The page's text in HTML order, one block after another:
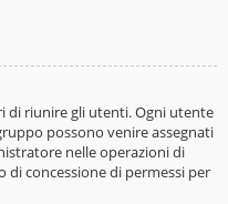
riunire gli utenti. Ogni utente
possono venire assegnati
nelle operazioni di
concessione di permessi per